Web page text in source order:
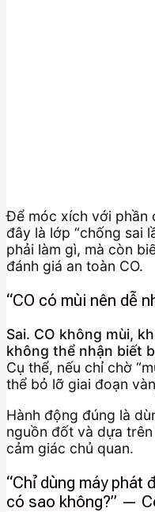
Để móc xích với phần
đây là lớp “chống sai
phải làm gì, mà còn
đánh giá an toàn CO.
“CO có mùi nên dễ
Sai. CO không mùi,
không thể nhận biết
Cụ thể, nếu chỉ chờ
thể bỏ lỡ giai đoạn
Hành động đúng là
nguồn đốt và dựa
cảm giác chủ quan.
“Chỉ dùng máy phát
có sao không?” —